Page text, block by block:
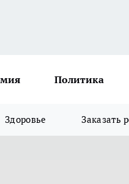
Политика
Здоровье Заказать